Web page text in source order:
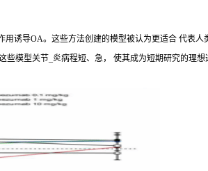
诱导OA。这些方法创建的模型被认为更适合 代表
模型关节_炎病程短、急， 使其成为短期研究的理想